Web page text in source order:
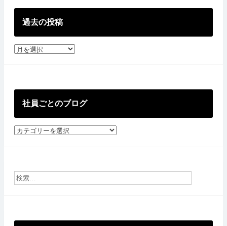
過去の投稿
過
社員ごとのブログ
社
ブ